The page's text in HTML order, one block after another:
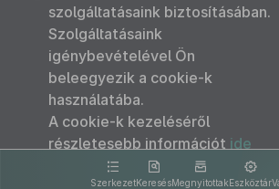
SzerkezetKeresésMegnyitottakEszköztár
szolgáltatásaink biztosításában.
Szolgáltatásaink
igénybevételével Ön
beleegyezik a cookie-k
használatába.
A cookie-k kezeléséről
részletesebb információt ide
kattintva olvashat.